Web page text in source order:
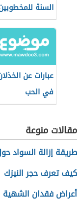
السنة
عبارات عن
في الحب
مقالات منوعة
طريقة إزالة السواد
كيف تعرف حجر النيزك
أعراض فقدان الشهية